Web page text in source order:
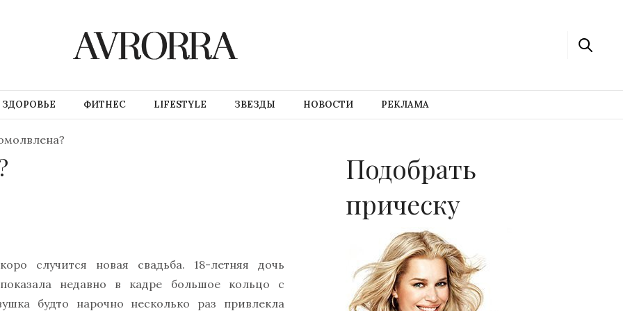
ЗДОРОВЬЕ ФИТНЕС LIFESTYLE ЗВЕЗДЫ НОВОСТИ РЕКЛАМА
случится новая свадьба. 18-летняя дочь
недавно в кадре большое кольцо с
будто нарочно несколько раз привлекла
Подобрать
прическу